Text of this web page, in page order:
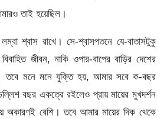
তাই হয়েছিল।
শ্বাস রাখে। সে-শ্বাসপতনে যে-বাতাসটুকু
জীবন, নাকি ওপার-বাপের বাড়ির দেশের
তবে মনে মনে যুক্তি হয়, আমার সবে ক-বছর
চল্লিশ বছর একত্রে রইলেও প্রায় মায়ের মুখদর্শন
অকারণই বেশি। তবে আমার মায়ের দিক থেকে